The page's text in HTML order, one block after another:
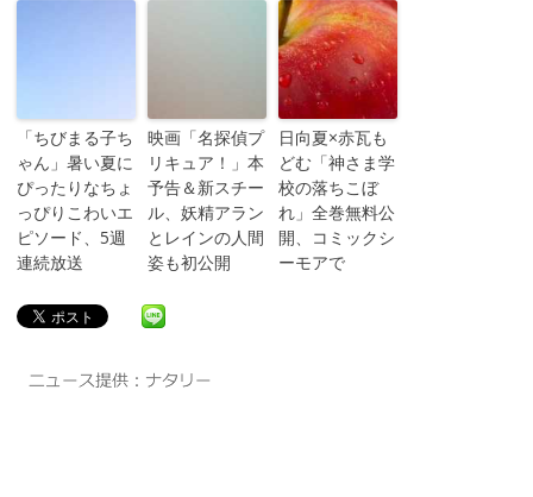
「ちびまる子ち
ゃん」暑い夏に
ぴったりなちょ
っぴりこわいエ
ピソード、5週
連続放送
映画「名探偵プ
リキュア！」本
予告＆新スチー
ル、妖精アラン
とレインの人間
姿も初公開
日向夏×赤瓦も
どむ「神さま学
校の落ちこぼ
れ」全巻無料公
開、コミックシ
ーモアで